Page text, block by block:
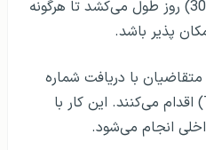
این انتشار حداقل 30 (30) روز طول می‌کشد تا هرگونه
پذیر باشد.
با دریافت شماره
شناسنامه مالیاتی (TIN) اقدام می‌کنند. این کار با
انجام می‌شود.